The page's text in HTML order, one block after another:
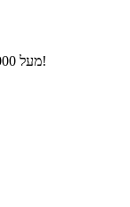
מעל 10,000 מוצרים ומאכלים במאגר עם ערכים תזונתיים!